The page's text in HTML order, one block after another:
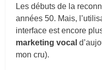
Les débuts de la
années 50. Mais,
interface est encore
marketing vocal
mon cru).